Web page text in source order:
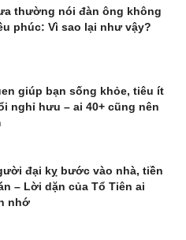
thường nói đàn ông không
phúc: Vì sao lại như vậy?
giúp bạn sống khỏe, tiêu ít
nghỉ hưu – ai 40+ cũng nên
đại kỵ bước vào nhà, tiền
– Lời dặn của Tổ Tiên ai
nhớ